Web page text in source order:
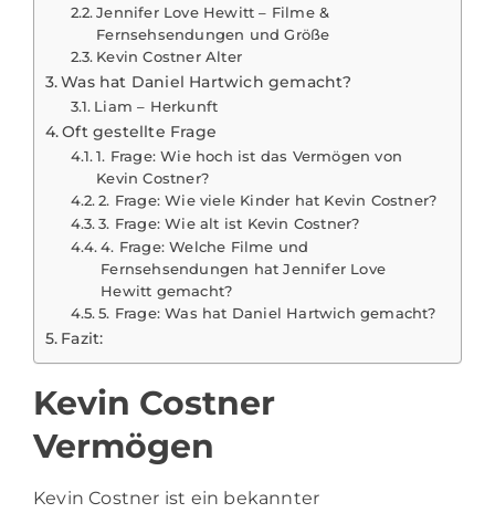
Jennifer Love Hewitt – Filme &
Fernsehsendungen und Größe
Kevin Costner Alter
Was hat Daniel Hartwich gemacht?
Liam – Herkunft
Oft gestellte Frage
1. Frage: Wie hoch ist das Vermögen von
Kevin Costner?
2. Frage: Wie viele Kinder hat Kevin Costner?
3. Frage: Wie alt ist Kevin Costner?
4. Frage: Welche Filme und
Fernsehsendungen hat Jennifer Love
Hewitt gemacht?
5. Frage: Was hat Daniel Hartwich gemacht?
Fazit:
Kevin Costner
Vermögen
Kevin Costner ist ein bekannter